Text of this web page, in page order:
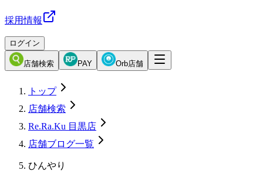
採用情報
ログイン
店舗検索 PAY Orb店舗
トップ
店舗検索
Re.Ra.Ku 目黒店
店舗ブログ一覧
ひんやり